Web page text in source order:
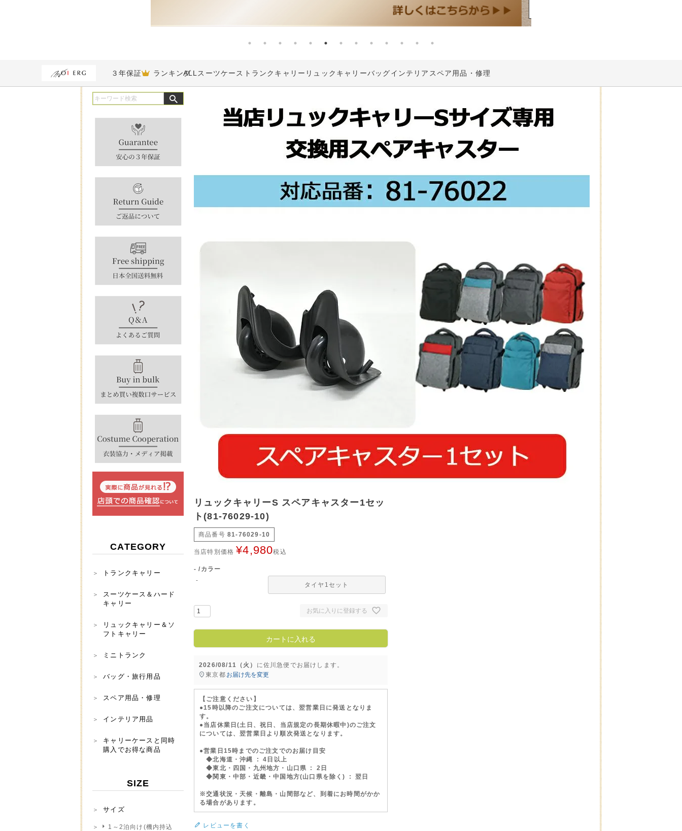
３年保証 ランキング
ALL スーツケース トランクキャリー リュックキャリーバッグインテリア スペア用品・修理
CATEGORY
トランクキャリー
スーツケース＆ハード
キャリー
リュックキャリー＆ソ
フトキャリー
ミニトランク
バッグ・旅行用品
スペア用品・修理
インテリア用品
キャリーケースと同時
購入でお得な商品
SIZE
サイズ
1～2泊向け(機内持込
リュックキャリーS スペアキャスター1セッ
ト(81-76029-10)
商品番号 81-76029-10
当店特別価格 ¥4,980税込
-
カラー
-
タイヤ1セット
お気に入りに登録する
カートに入れる
2026/08/11（火） に佐川急便 でお届けします。
東京都 お届け先を変更
【ご注意ください】
●15時以降のご注文については、翌営業日に発送となりま
す。
●当店休業日(土日、祝日、当店規定の長期休暇中)のご注文
については、翌営業日より順次発送となります。
●営業日15時までのご注文でのお届け目安
◆北海道・沖縄 : 4日以上
◆東北・四国・九州地方・山口県 : 2日
◆関東・中部・近畿・中国地方(山口県を除く) : 翌日
※交通状況・天候・離島・山間部など、到着にお時間がかか
る場合があります。
レビューを書く